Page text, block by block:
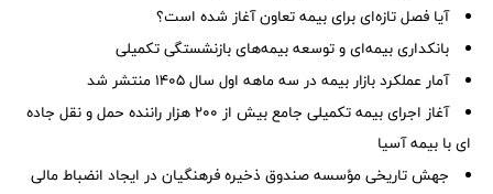
آیا فصل تازه‌ای برای بیمه تعاون آغاز شده است؟
بانکداری بیمه‌ای و توسعه بیمه‌های بازنشستگی تکمیلی
آمار عملكرد بازار بیمه در سه ماهه اول سال 1405 منتشر شد
آغاز اجرای بیمه تکمیلی جامع بیش از ۲۰۰ هزار راننده حمل و نقل جاده
ای با بیمه آسیا
جهش تاریخی مؤسسه صندوق ذخیره فرهنگیان در ایجاد انضباط مالی